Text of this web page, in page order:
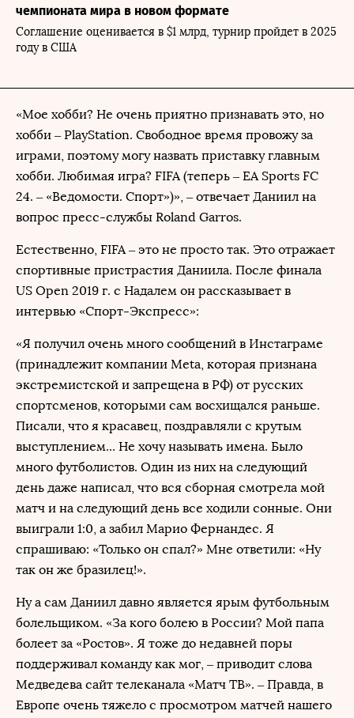
чемпионата мира в новом формате
Соглашение оценивается в $1 млрд, турнир пройдет в 2025
году в США
«Мое хобби? Не очень приятно признавать это, но
хобби – PlayStation. Свободное время провожу за
играми, поэтому могу назвать приставку главным
хобби. Любимая игра? FIFA (теперь – EA Sports FC
24. – «Ведомости. Спорт»)», – отвечает Даниил на
вопрос пресс-службы Roland Garros.
Естественно, FIFA – это не просто так. Это отражает
спортивные пристрастия Даниила. После финала
US Open 2019 г. с Надалем он рассказывает в
интервью «Спорт-Экспресс»:
«Я получил очень много сообщений в Инстаграме
(принадлежит компании Meta, которая признана
экстремистской и запрещена в РФ) от русских
спортсменов, которыми сам восхищался раньше.
Писали, что я красавец, поздравляли с крутым
выступлением... Не хочу называть имена. Было
много футболистов. Один из них на следующий
день даже написал, что вся сборная смотрела мой
матч и на следующий день все ходили сонные. Они
выиграли 1:0, а забил Марио Фернандес. Я
спрашиваю: «Только он спал?» Мне ответили: «Ну
так он же бразилец!».
Ну а сам Даниил давно является ярым футбольным
болельщиком. «За кого болею в России? Мой папа
болеет за «Ростов». Я тоже до недавней поры
поддерживал команду как мог, – приводит слова
Медведева сайт телеканала «Матч ТВ». – Правда, в
Европе очень тяжело с просмотром матчей нашего